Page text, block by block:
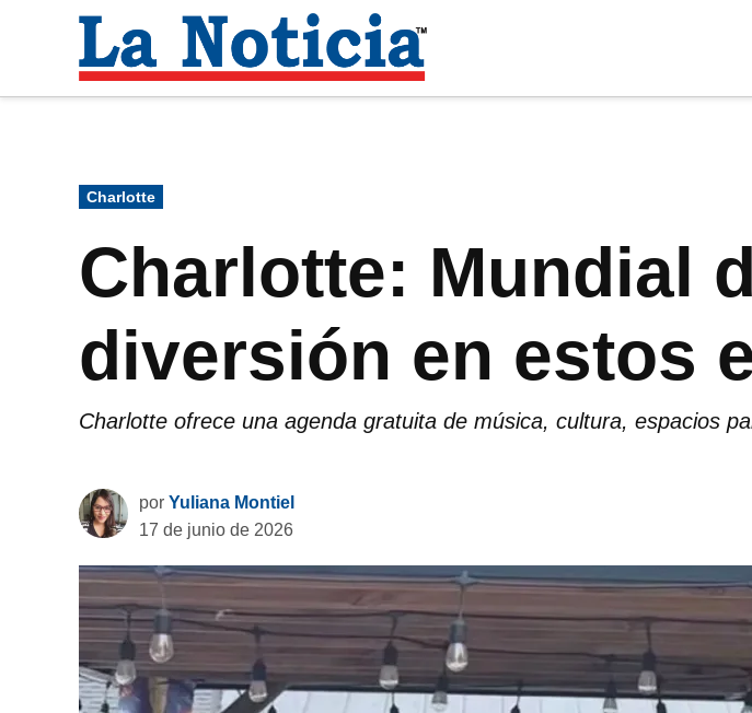
contenido
Noticia
Publicado
en
Charlotte
Charlotte: Mundial
diversión en estos
Charlotte ofrece una agenda gratuita de música, cultura, espacios
por Yuliana Montiel
17 de junio de 2026